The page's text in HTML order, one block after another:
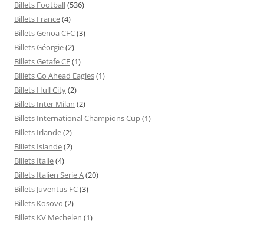
Billets Football(536)
Billets France(4)
Billets Genoa CFC(3)
Billets Géorgie(2)
Billets Getafe CF(1)
Billets Go Ahead Eagles(1)
Billets Hull City(2)
Billets Inter Milan (2)
Billets International Champions Cup(1)
Billets Irlande(2)
Billets Islande(2)
Billets Italie(4)
Billets Italien Serie A(20)
Billets Juventus FC(3)
Billets Kosovo (2)
Billets KV Mechelen (1)